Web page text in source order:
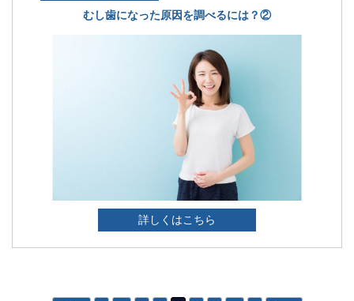
むし歯になった原因を調べるには？②
詳しくはこちら